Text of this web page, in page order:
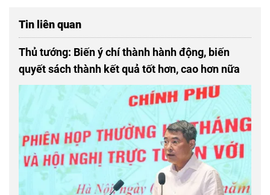
Tin liên quan
Thủ tướng: Biến ý chí thành hành động, biến
quyết sách thành kết quả tốt hơn, cao hơn nữa